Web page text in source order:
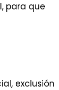
para que
exclusión